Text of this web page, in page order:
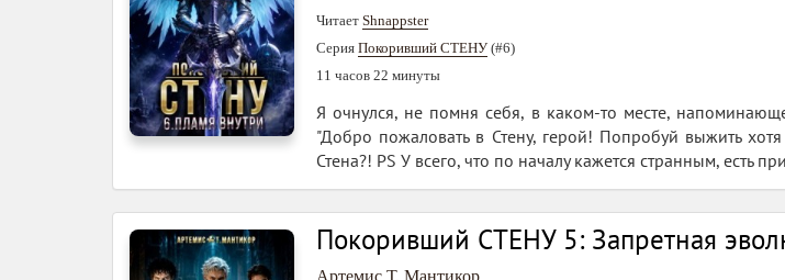
Читает Shnappster
Серия Покоривший СТЕНУ (#6)
11 часов 22 минуты
Я очнулся, не помня себя, в каком-то месте,
"Добро пожаловать в Стену, герой! Попробуй выжить
Стена?! PS У всего, что по началу кажется странным, есть
Покоривший СТЕНУ 5: Запретная
Артемис Т. Мантикор